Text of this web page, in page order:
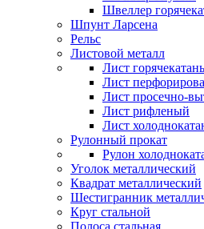
Швеллер
Шпунт Ларсена
Рельс
Листовой металл
Лист
Лист
Лист просечно-
Лист рифленый
Лист
Рулонный прокат
Рулон
Уголок металлический
Квадрат металлический
Шестигранник
Круг стальной
Полоса стальная